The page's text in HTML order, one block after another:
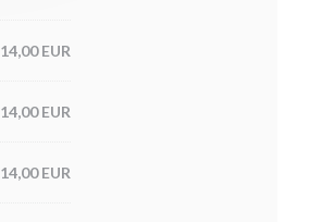
14,00 EUR
14,00 EUR
14,00 EUR